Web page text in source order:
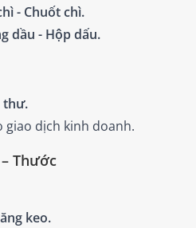
- Chuốt chì.
dầu - Hộp dấu.
thư.
giao dịch kinh doanh.
Thước
keo.